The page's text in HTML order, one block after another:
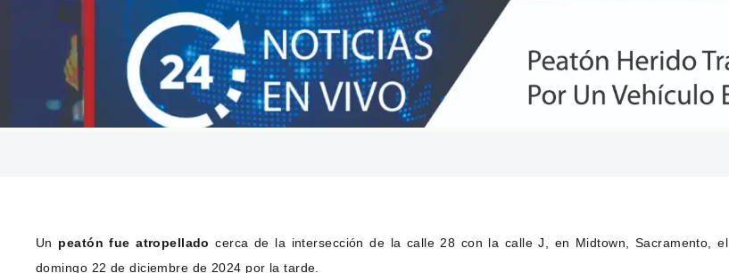
Un peatón fue atropellado cerca de la intersección de la calle 28 con la calle J, en Midtown, Sacramento, el
domingo 22 de diciembre de 2024 por la tarde.